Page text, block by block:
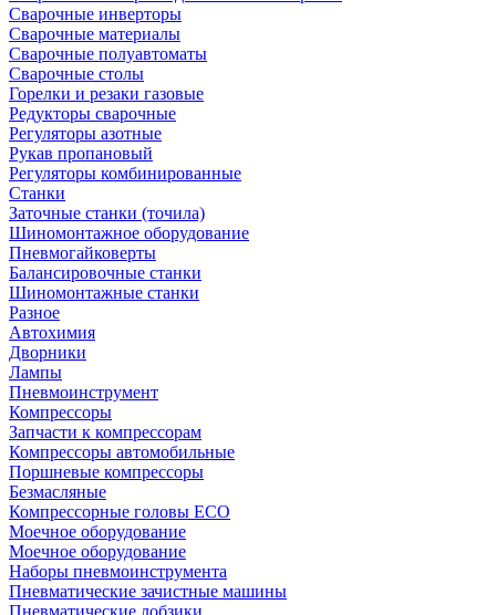
Сварочные инверторы
Сварочные материалы
Сварочные полуавтоматы
Сварочные столы
Горелки и резаки газовые
Редукторы сварочные
Регуляторы азотные
Рукав пропановый
Регуляторы комбинированные
Станки
Заточные станки (точила)
Шиномонтажное оборудование
Пневмогайковерты
Балансировочные станки
Шиномонтажные станки
Разное
Автохимия
Дворники
Лампы
Пневмоинструмент
Компрессоры
Запчасти к компрессорам
Компрессоры автомобильные
Поршневые компрессоры
Безмасляные
Компрессорные головы ECO
Моечное оборудование
Моечное оборудование
Наборы пневмоинструмента
Пневматические зачистные машины
Пневматические лобзики